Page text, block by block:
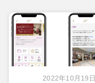
2022年10月19日